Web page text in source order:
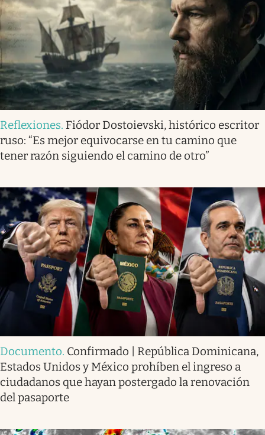
Reflexiones. Fiódor Dostoievski, histórico escritor
ruso: “Es mejor equivocarse en tu camino que
tener razón siguiendo el camino de otro”
Documento. Confirmado | República Dominicana,
Estados Unidos y México prohíben el ingreso a
ciudadanos que hayan postergado la renovación
del pasaporte